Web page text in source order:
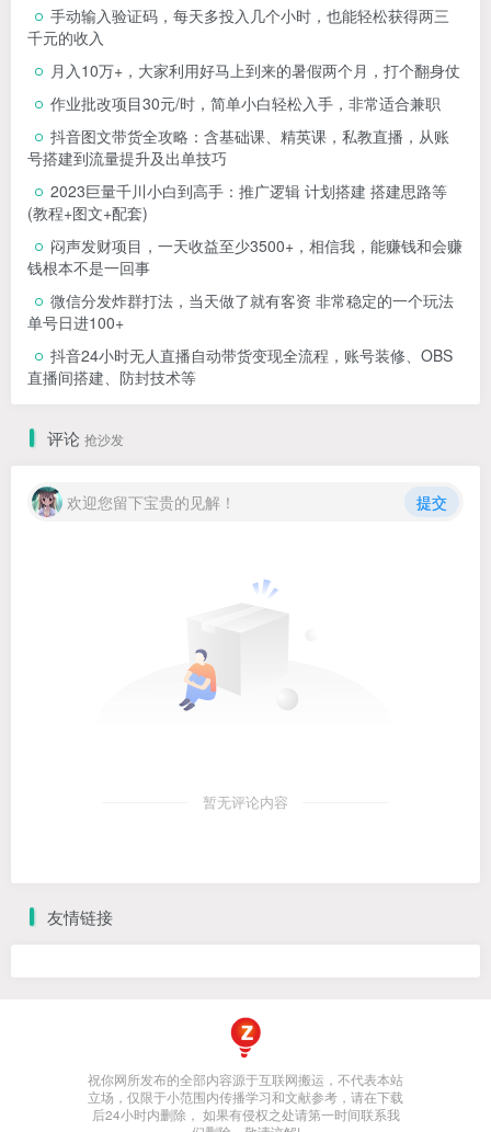
手动输入验证码，每天多投入几个小时，也能轻松获得两三
千元的收入
月入10万+，大家利用好马上到来的暑假两个月，打个翻身仗
作业批改项目30元/时，简单小白轻松入手，非常适合兼职
抖音图文带货全攻略：含基础课、精英课，私教直播，从账
号搭建到流量提升及出单技巧
2023巨量千川小白到高手：推广逻辑 计划搭建 搭建思路等
(教程+图文+配套)
闷声发财项目，一天收益至少3500+，相信我，能赚钱和会赚
钱根本不是一回事
微信分发炸群打法，当天做了就有客资 非常稳定的一个玩法
单号日进100+
抖音24小时无人直播自动带货变现全流程，账号装修、OBS
直播间搭建、防封技术等
评论 抢沙发
欢迎您留下宝贵的见解！ 提交
暂无评论内容
友情链接
祝你网所发布的全部内容源于互联网搬运，不代表本站
立场，仅限于小范围内传播学习和文献参考，请在下载
后24小时内删除， 如果有侵权之处请第一时间联系我